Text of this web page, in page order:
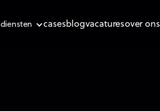
diensten casesblogvacaturesover ons